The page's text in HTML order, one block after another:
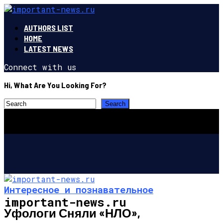
AUTHORS LIST
HOME
LATEST NEWS
Connect with us
Hi, What Are You Looking For?
important-news.ru
Интересное и познавательное
Уфологи Сняли «НЛО»,